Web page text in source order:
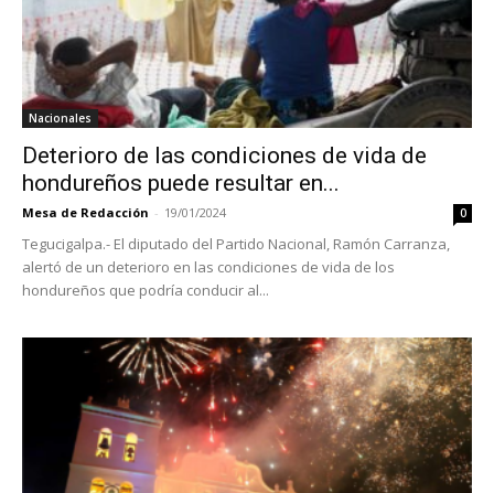
Nacionales
Deterioro de las condiciones de vida de
hondureños puede resultar en...
Mesa de Redacción - 19/01/2024 0
Tegucigalpa.- El diputado del Partido Nacional, Ramón Carranza,
alertó de un deterioro en las condiciones de vida de los
hondureños que podría conducir al...